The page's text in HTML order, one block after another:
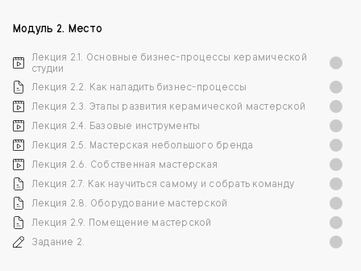
Модуль 2. Место
Лекция 2.1. Основные бизнес-процессы керамической
студии
Лекция 2.2. Как наладить бизнес-процессы
Лекция 2.3. Этапы развития керамической мастерской
Лекция 2.4. Базовые инструменты
Лекция 2.5. Мастерская небольшого бренда
Лекция 2.6. Собственная мастерская
Лекция 2.7. Как научиться самому и собрать команду
Лекция 2.8. Оборудование мастерской
Лекция 2.9. Помещение мастерской
Задание 2.